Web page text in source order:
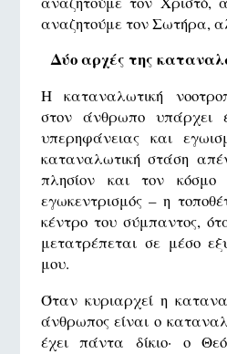
αναζητούμε τον Σωτήρα,
Δύο αρχές της
Η καταναλωτική
στον άνθρωπο υπάρχει
υπερηφάνειας και
καταναλωτική στάση
πλησίον και τον
εγωκεντρισμός – η
κέντρο του σύμπαντος,
μετατρέπεται σε μέσο
μου.
Όταν κυριαρχεί η
άνθρωπος είναι ο
έχει πάντα δίκιο· ο